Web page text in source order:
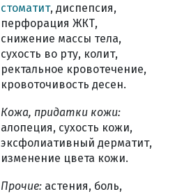
стоматит, диспепсия,
перфорация ЖКТ,
снижение массы тела,
сухость во рту, колит,
ректальное кровотечение,
кровоточивость десен.
Кожа, придатки кожи:
алопеция, сухость кожи,
эксфолиативный дерматит,
изменение цвета кожи.
Прочие: астения, боль,